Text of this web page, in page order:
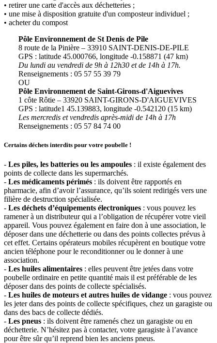
• retirer une carte d'accès aux déchetteries ;
• une mise à disposition gratuite d'un composteur individuel ;
• acheter du compost
Pôle Environnement de St Denis de Pile
8 route de la Pinière – 33910 SAINT-DENIS-DE-PILE
GPS : latitude 45.000766, longitude -0.158871 (47 km)
Du lundi au vendredi de 9h à 12h30 et de 14h à 17h.
Renseignements : 05 57 55 39 79
OU
Pôle Environnement de Saint-Girons-d'Aiguevives
1 côte Rôtie – 33920 SAINT-GIRONS-D'AIGUEVIVES
GPS : latitude1 45.139883, longitude -0.542120 (15 km)
Les mercredis et vendredis après-midi de 14h à 17h
Renseignements : 05 57 84 74 00
Certains déchets interdits pour votre poubelle !
- Les piles, les batteries ou les ampoules : il existe également des
points de collecte dans les supermarchés.
- Les médicaments périmés : ils doivent être rapportés en
pharmacie, afin d’avoir l’assurance, qu’ils soient redirigés vers une
filière de destruction spécialisée.
- Les déchets d’équipements électroniques : vous pouvez les
ramener à un distributeur qui a l’obligation de récupérer votre vieil
appareil. Vous pouvez également en faire don à une association, le
déposer dans une déchetterie ou dans des points collectes prévus à
cet effet. Certains opérateurs mobiles récupèrent en boutique votre
ancien téléphone pour le reconditionner ou le donner à une
association.
- Les huiles alimentaires : elles peuvent être jetées dans votre
poubelle ordinaire en petite quantité mais il est préférable de les
déposer dans des points de collecte spécialisés.
- Les huiles de moteurs et autres huiles de vidange : vous pouvez
les jeter dans des points de collecte spécifiques, chez un garagiste ou
dans des bacs de collecte dédiés.
- Les pneus : ils doivent être ramenés chez un garagiste ou en
déchetterie. N’hésitez pas à contacter, votre garagiste à l’avance
pour être sûr qu’il reprend bien les anciens pneus.